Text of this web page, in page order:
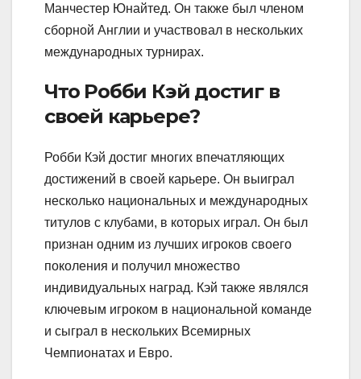
Манчестер Юнайтед. Он также был членом
сборной Англии и участвовал в нескольких
международных турнирах.
Что Робби Кэй достиг в
своей карьере?
Робби Кэй достиг многих впечатляющих
достижений в своей карьере. Он выиграл
несколько национальных и международных
титулов с клубами, в которых играл. Он был
признан одним из лучших игроков своего
поколения и получил множество
индивидуальных наград. Кэй также являлся
ключевым игроком в национальной команде
и сыграл в нескольких Всемирных
Чемпионатах и Евро.